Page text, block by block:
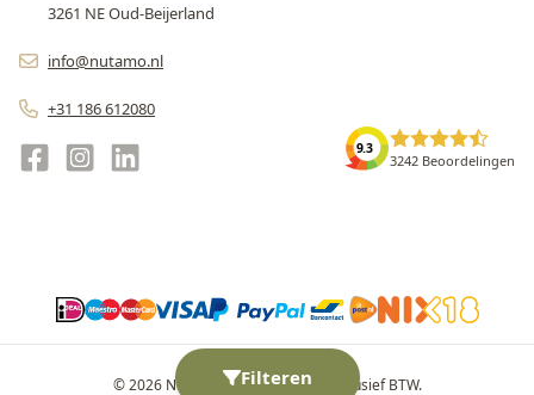
Filteren
3261 NE Oud-Beijerland
info@nutamo.nl
+31 186 612080
9.3
3242 Beoordelingen
© 2026 Nutamo. Alle prijzen zijn inclusief BTW.